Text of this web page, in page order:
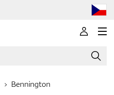
Bennington